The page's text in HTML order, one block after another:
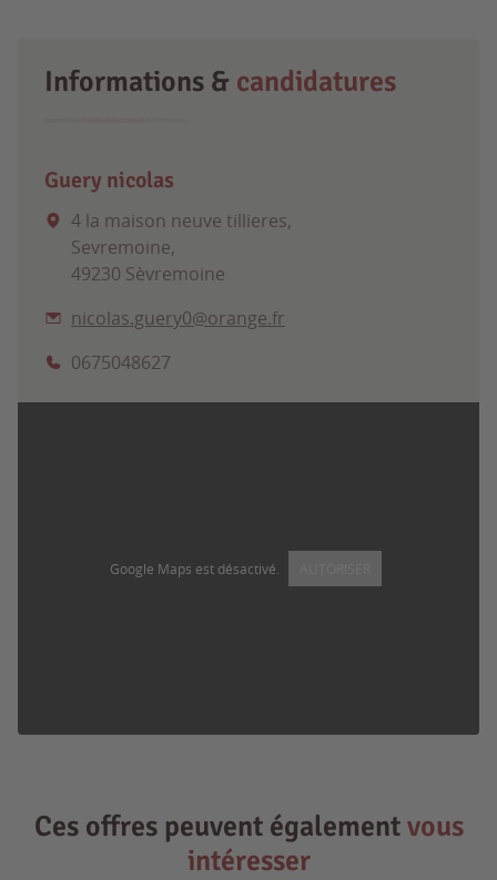
Informations & candidatures
Guery nicolas
4 la maison neuve tillieres,
Sevremoine,
49230 Sèvremoine
nicolas.guery0@orange.fr
0675048627
Google Maps est désactivé.
Ces offres peuvent égalementvous
intéresser